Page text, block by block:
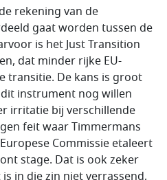
rekening van de
gaat worden tussen de
is het Just Transition
dat minder rijke EU-
transitie. De kans is groot
instrument nog willen
irritatie bij verschillende
feit waar Timmermans
Commissie etaleert
stage. Dat is ook zeker
in die zin niet verrassend,